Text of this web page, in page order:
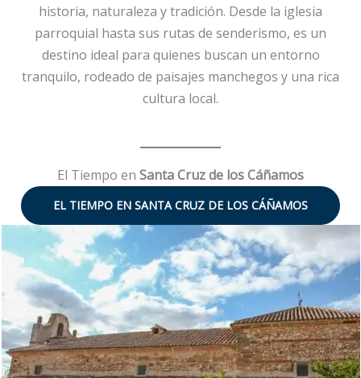
historia, naturaleza y tradición. Desde la iglesia
parroquial hasta sus rutas de senderismo, es un
destino ideal para quienes buscan un entorno
tranquilo, rodeado de paisajes manchegos y una rica
cultura local.
El Tiempo en Santa Cruz de los Cáñamos
EL TIEMPO EN SANTA CRUZ DE LOS CÁÑAMOS